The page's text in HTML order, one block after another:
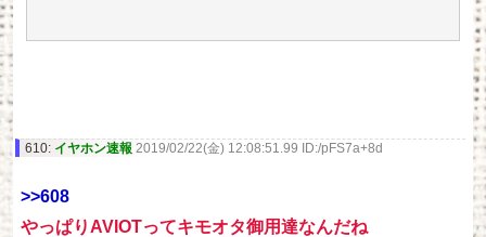
610: イヤホン速報 2019/02/22(金) 12:08:51.99 ID:/pFS7a+8d
>>608
やっぱりAVIOTってキモオタ御用達なんだね